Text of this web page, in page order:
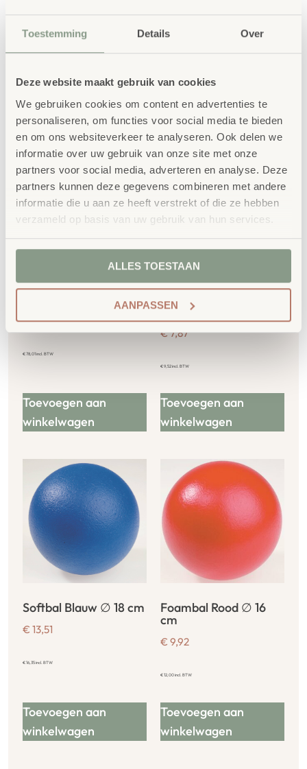
Toestemming Details Over
Deze website maakt gebruik van cookies
We gebruiken cookies om content en advertenties te
personaliseren, om functies voor social media te bieden
en om ons websiteverkeer te analyseren. Ook delen we
informatie over uw gebruik van onze site met onze
partners voor social media, adverteren en analyse. Deze
partners kunnen deze gegevens combineren met andere
informatie die u aan ze heeft verstrekt of die ze hebben
verzameld op basis van uw gebruik van hun services.
ALLES TOESTAAN
AANPASSEN
Gerelateerde
producten
Klok voor dagindeling
€64,47
€78,01incl. BTW
Toevoegen aan
winkelwagen
Getallenkaarten voor
numerieke stangen
€7,87
€9,52incl. BTW
Toevoegen aan
winkelwagen
Softbal Blauw ∅ 18 cm
€ 13,51
€16,35incl. BTW
Toevoegen aan
winkelwagen
Foambal Rood ∅ 16
cm
€ 9,92
€12,00incl. BTW
Toevoegen aan
winkelwagen